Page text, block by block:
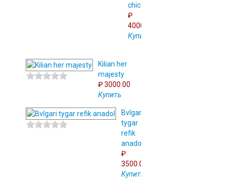
chic
₽
4000.00
Купить
Kilian her
majesty
₽ 3000.00
Купить
Bvlgari
tygar
refik
anadol
₽
3500.00
Купить